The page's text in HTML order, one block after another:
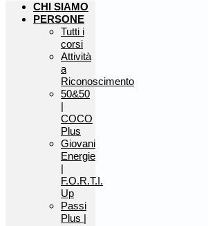
CHI SIAMO
PERSONE
Tutti i
corsi
Attività
a
Riconoscimento
50&50
|
COCO
Plus
Giovani
Energie
|
F.O.R.T.I.
Up
Passi
Plus |